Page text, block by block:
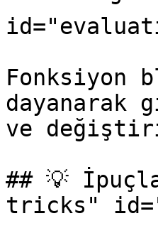
Fonksiyon
dayanarak
ve
## 💡
tricks"